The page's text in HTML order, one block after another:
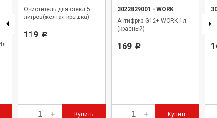
Очиститель для стёкл 5
литров(желтая крышка)
119 Р
Купить
3022829001 - WORK
Антифриз G12+ WORK 1л
(красный)
169 Р
Купить